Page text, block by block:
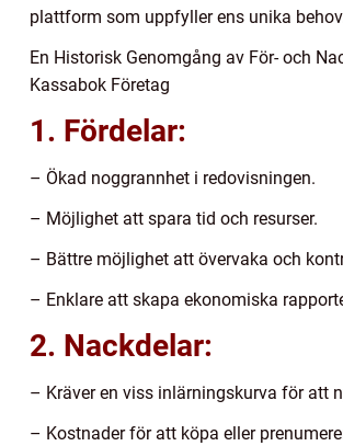
plattform som uppfyller ens unika
En Historisk Genomgång av För- och
Kassabok Företag
1. Fördelar:
– Ökad noggrannhet i redovisningen.
– Möjlighet att spara tid och resurser.
– Bättre möjlighet att övervaka och
– Enklare att skapa ekonomiska
2. Nackdelar:
– Kräver en viss inlärningskurva för att
– Kostnader för att köpa eller